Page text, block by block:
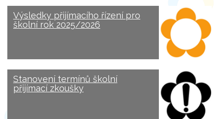
Výsledky přijímacího řízení pro
školní rok 2025/2026
Stanovení termínů školní
přijímací zkoušky